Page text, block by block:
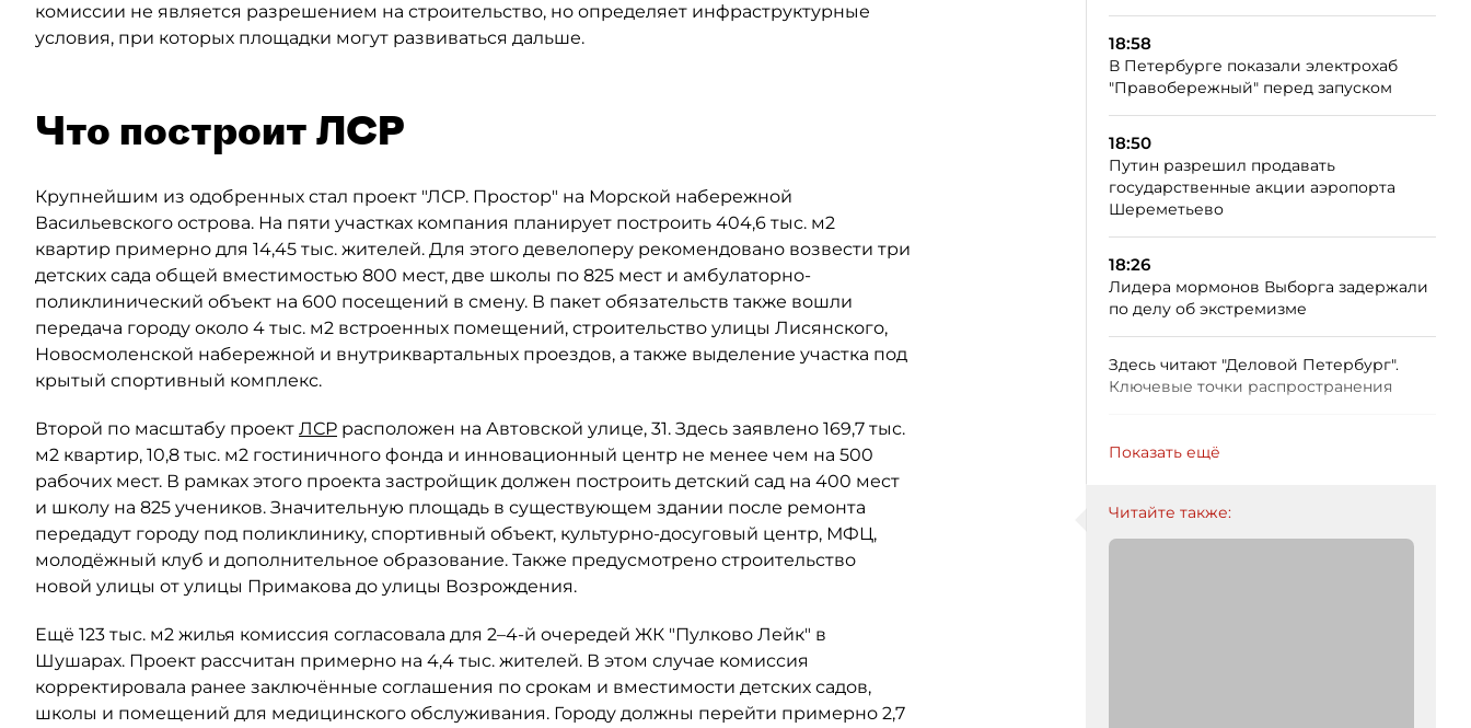
комиссии не является разрешением на строительство, но определяет инфраструктурные
условия, при которых площадки могут развиваться дальше.
Что построит ЛСР
Крупнейшим из одобренных стал проект "ЛСР. Простор" на Морской набережной
Васильевского острова. На пяти участках компания планирует построить 404,6 тыс. м2
квартир примерно для 14,45 тыс. жителей. Для этого девелоперу рекомендовано возвести три
детских сада общей вместимостью 800 мест, две школы по 825 мест и амбулаторно-
поликлинический объект на 600 посещений в смену. В пакет обязательств также вошли
передача городу около 4 тыс. м2 встроенных помещений, строительство улицы Лисянского,
Новосмоленской набережной и внутриквартальных проездов, а также выделение участка под
крытый спортивный комплекс.
Второй по масштабу проект ЛСР расположен на Автовской улице, 31. Здесь заявлено 169,7 тыс.
м2 квартир, 10,8 тыс. м2 гостиничного фонда и инновационный центр не менее чем на 500
рабочих мест. В рамках этого проекта застройщик должен построить детский сад на 400 мест
и школу на 825 учеников. Значительную площадь в существующем здании после ремонта
передадут городу под поликлинику, спортивный объект, культурно-досуговый центр, МФЦ,
молодёжный клуб и дополнительное образование. Также предусмотрено строительство
новой улицы от улицы Примакова до улицы Возрождения.
Ещё 123 тыс. м2 жилья комиссия согласовала для 2–4-й очередей ЖК "Пулково Лейк" в
Шушарах. Проект рассчитан примерно на 4,4 тыс. жителей. В этом случае комиссия
корректировала ранее заключённые соглашения по срокам и вместимости детских садов,
школы и помещений для медицинского обслуживания. Городу должны перейти примерно 2,7
18:58
В Петербурге показали электрохаб
"Правобережный" перед запуском
18:50
Путин разрешил продавать
государственные акции аэропорта
Шереметьево
18:26
Лидера мормонов Выборга задержали
по делу об экстремизме
Здесь читают "Деловой Петербург".
Ключевые точки распространения
Показать ещё
Читайте также: